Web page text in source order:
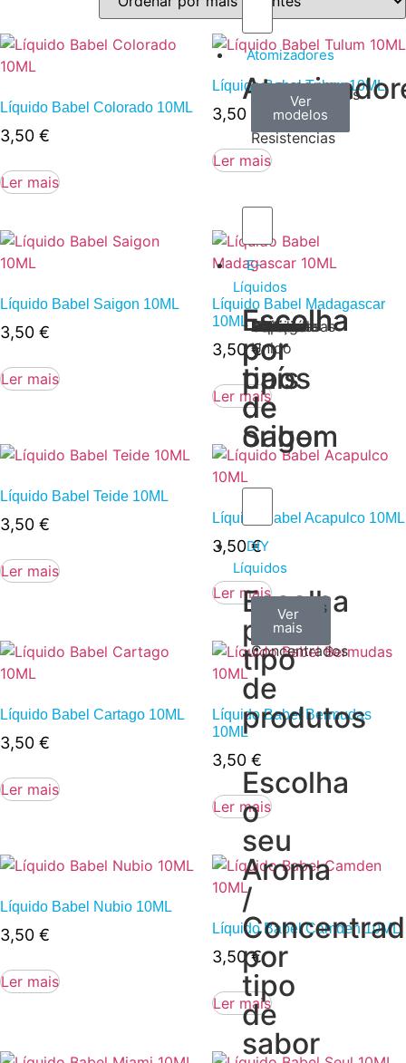
Atomizadores
Claromizadores
Ver
modelos
Reconstruíveis
Ver
modelos
Resistencias
Ver
modelos
E-
Líquidos
Escolha
por
tipos
de
Sabor
Tabaco
Frutas
Bebidas
Frescos
Sobremesas
Escolha
por
país
de
origem
Portugal
Alemanha
USA
Reino
Unido
Canadá
França
Malásia
Filipinas
Espanha
Polónia
Grécia
DIY
Líquidos
Escolha
por
tipo
de
produtos
Aromas
Concentrados
Ver
todos
Bases
Ver
mais
Accesorios
Ver
mais
Escolha
o
seu
Aroma
/
por
tipo
de
sabor
Líquido Babel Colorado 10ML
3,50 €
Ler mais
Líquido Babel Tulum 10ML
3,50
Ler mais
Líquido Babel Saigon 10ML
3,50 €
Ler mais
Líquido Babel Madagascar
10ML
3,50€
Ler mais
Líquido Babel Teide 10ML
3,50 €
Ler mais
Líquido Babel Acapulco 10ML
3,50€
Ler mais
Líquido Babel Cartago 10ML
3,50 €
Ler mais
Líquido Babel Bermudas
10ML
3,50 €
Ler mais
Líquido Babel Nubio 10ML
3,50 €
Ler mais
Líquido Babel Camden 10ML
3,50€
Ler mais